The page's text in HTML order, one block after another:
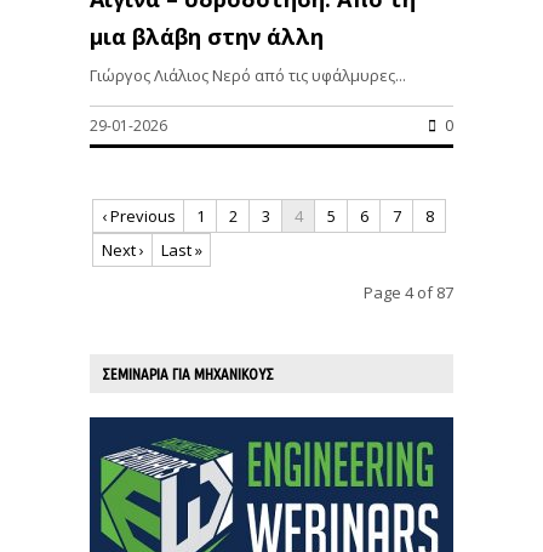
μια βλάβη στην άλλη
Γιώργος Λιάλιος Νερό από τις υφάλμυρες...
29-01-2026 0
‹ Previous 1 2 3 4 5 6 7
8
Next ›
Last »
Page 4 of 87
ΣΕΜΙΝΑΡΙΑ ΓΙΑ ΜΗΧΑΝΙΚΟΥΣ